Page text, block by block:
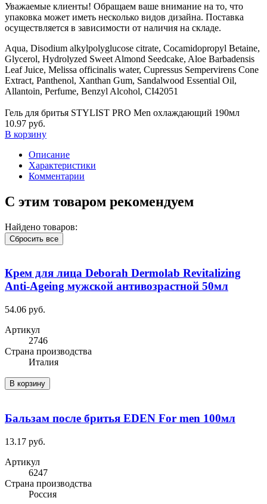
Уважаемые клиенты! Обращаем ваше внимание на то, что
упаковка может иметь несколько видов дизайна. Поставка
осуществляется в зависимости от наличия на складе.
Aqua, Disodium alkylpolyglucose citrate, Cocamidopropyl Betaine,
Glycerol, Hydrolyzed Sweet Almond Seedcake, Aloe Barbadensis
Leaf Juice, Melissa officinalis water, Cupressus Sempervirens Cone
Extract, Panthenol, Xanthan Gum, Sandalwood Essential Oil,
Allantoin, Perfume, Benzyl Alcohol, CI42051
Гель для бритья STYLIST PRO Men охлаждающий 190мл
10.97 руб.
В корзину
Описание
Характеристики
Комментарии
С этим товаром рекомендуем
Найдено товаров:
Сбросить все
Крем для лица Deborah Dermolab Revitalizing
Anti-Ageing мужской антивозрастной 50мл
54.06 руб.
Артикул
2746
Cтрана производства
Италия
В корзину
Бальзам после бритья EDEN For men 100мл
13.17 руб.
Артикул
6247
Cтрана производства
Россия